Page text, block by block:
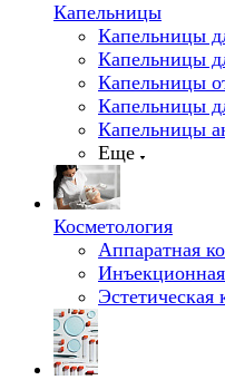
Капельницы
Капельницы
Капельницы
Капельницы
Капельницы
Капельницы
Еще
Косметология
Аппаратная
Эстетическая